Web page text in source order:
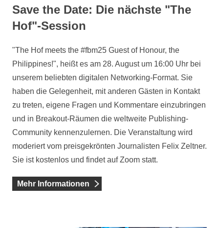
Save the Date: Die nächste "The
Hof"-Session
"The Hof meets the #fbm25 Guest of Honour, the
Philippines!", heißt es am 28. August um 16:00 Uhr bei
unserem beliebten digitalen Networking-Format. Sie
haben die Gelegenheit, mit anderen Gästen in Kontakt
zu treten, eigene Fragen und Kommentare einzubringen
und in Breakout-Räumen die weltweite Publishing-
Community kennenzulernen. Die Veranstaltung wird
moderiert vom preisgekrönten Journalisten Felix Zeltner.
Sie ist kostenlos und findet auf Zoom statt.
Mehr Informationen